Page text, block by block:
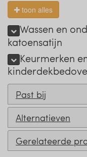
toon alles
Wassen en
katoensatijn
Keurmerken
Past bij
Alternatieven
Gerelateerde